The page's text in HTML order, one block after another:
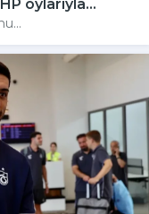
oylarıyla...